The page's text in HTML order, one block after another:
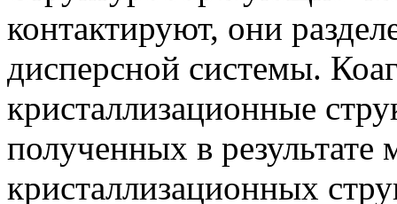
контактируют, они
дисперсной системы.
кристаллизационные
полученных в результате
кристаллизационных